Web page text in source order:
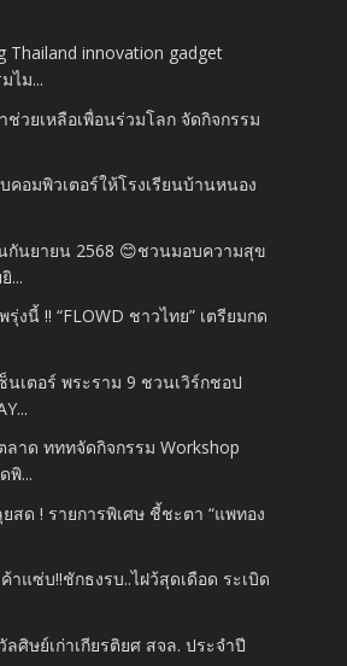
Thailand innovation gadget
ไม...
ช่วยเหลือเพื่อนร่วมโลก จัดกิจกรรม
คอมพิวเตอร์ให้โรงเรียนบ้านหนอง
กันยายน 2568 😊ชวนมอบความสุข
...
งนี้ !! “FLOWD ชาวไทย” เตรียมกด
นเตอร์ พระราม 9 ชวนเวิร์กชอป
ลาด ทททจัดกิจกรรม Workshop
พิ...
สด ! รายการพิเศษ ชี้ชะตา “แพทอง
าแซ่บ!!ชักธงรบ..ไฝว้สุดเดือด ระเบิด
ศิษย์เก่าเกียรติยศ สจล. ประจำปี